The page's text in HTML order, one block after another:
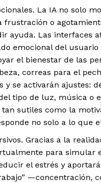
La IA no solo
frustración o
ayuda. Las interfaces
emocional del
el bienestar de las
correas para el
y se activarán ajustes:
tipo de luz, música o
tan sutiles como la
no solo a lo que
Gracias a la
para simular
el estrés y
—concentración,